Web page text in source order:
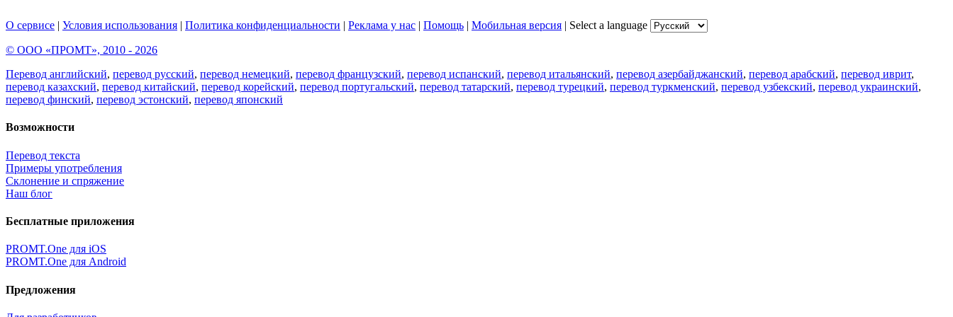
О сервисе | Условия использования | Политика конфиденциальности | Реклама у нас | Помощь | Мобильная версия | Select a language
© ООО «ПРОМТ», 2010 - 2026
Перевод английский, перевод русский, перевод немецкий, перевод французский, перевод испанский, перевод итальянский, перевод азербайджанский, перевод арабский, перевод иврит,
перевод казахский, перевод китайский, перевод корейский, перевод португальский, перевод татарский, перевод турецкий, перевод туркменский, перевод узбекский, перевод украинский,
перевод финский, перевод эстонский, перевод японский
Возможности
Перевод текста
Примеры употребления
Склонение и спряжение
Наш блог
Бесплатные приложения
PROMT.One для iOS
PROMT.One для Android
Предложения